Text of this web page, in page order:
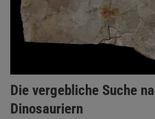
Die vergebliche Suche
Dinosauriern